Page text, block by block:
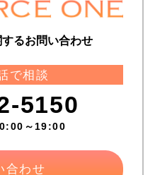
るお問い合わせ
で相談
5150
～19:00
合わせ